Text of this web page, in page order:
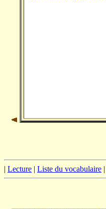
| Lecture | Liste du vocabulaire |